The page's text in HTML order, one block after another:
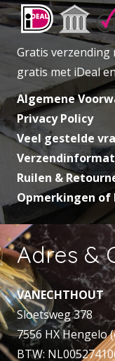
Gratis verzending
gratis met iDeal
Algemene
Privacy Policy
Veel gestelde
Ruilen &
Opmerkingen of
Adres &
VANECHTHOUT
Sloetsweg 378
7556 HX Hengelo
BTW: